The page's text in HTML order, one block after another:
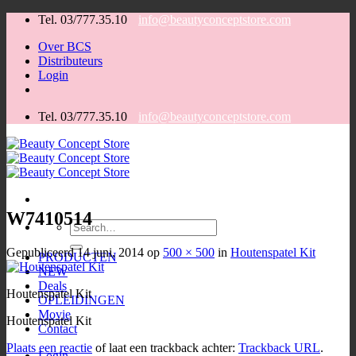
inhoud
Tel. 03/777.35.10
info@beautyconceptstore.com
Over BCS
Distributeurs
Login
Tel. 03/777.35.10 info@beautyconceptstore.com
Zoeken
voor:
PRODUCTEN
NEW
Deals
OPLEIDINGEN
Movie
Contact
W7410514
Gepubliceerd14 juni, 2014 op 500 × 500 in Houtenspatel Kit
Houtenspatel Kit
Houtenspatel Kit
Plaats een reactie of laat een trackback achter: Trackback URL.